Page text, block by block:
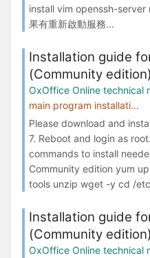
install vim openssh-
果有重新啟動服務...
Installation guide
(Community edition)
OxOffice Online technical
main program installati...
Please download and
7. Reboot and login as
commands to install
Community edition yum
tools unzip wget -y cd /
Installation guide
(Community edition)
OxOffice Online technical